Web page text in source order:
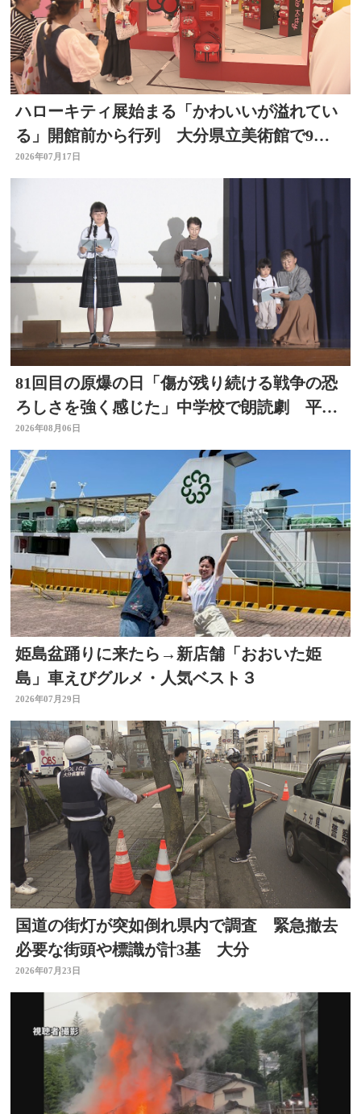
ハローキティ展始まる「かわいいが溢れてい
る」開館前から行列 大分県立美術館で9月
23日まで
2026年07月17日
81回目の原爆の日「傷が残り続ける戦争の恐
ろしさを強く感じた」中学校で朗読劇 平和
の大切さ学ぶ 大分
2026年08月06日
姫島盆踊りに来たら→新店舗「おおいた姫
島」車えびグルメ・人気ベスト３
2026年07月29日
国道の街灯が突如倒れ県内で調査 緊急撤去
必要な街頭や標識が計3基 大分
2026年07月23日